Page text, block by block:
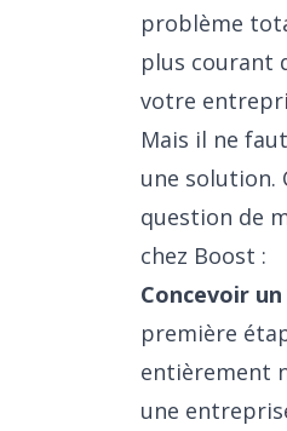
problème
plus courant
votre
Mais il ne
une solution.
question de
chez Boost :
Concevoir
première
entièrement
une